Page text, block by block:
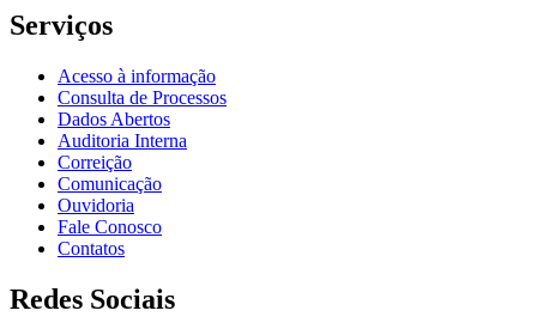
Serviços
Acesso à informação
Consulta de Processos
Dados Abertos
Auditoria Interna
Correição
Comunicação
Ouvidoria
Fale Conosco
Contatos
Redes Sociais